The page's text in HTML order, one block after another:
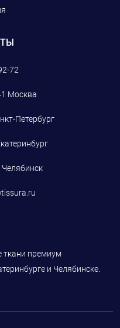
72
Москва
Петербург
Челябинск
ткани премиум
и Челябинске.